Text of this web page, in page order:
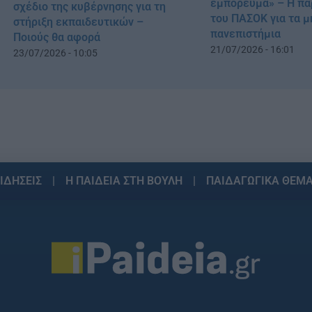
σχέδιο της κυβέρνησης για τη
στήριξη εκπαιδευτικών –
Ποιούς θα αφορά
23/07/2026 - 10:05
εμπόρευμα» – Η
του ΠΑΣΟΚ για τα
πανεπιστήμια
21/07/2026 - 16:01
Η ΠΑΙΔΕΙΑ ΣΤΗ ΒΟΥΛΗ ΠΑΙΔΑΓΩΓΙΚΑ